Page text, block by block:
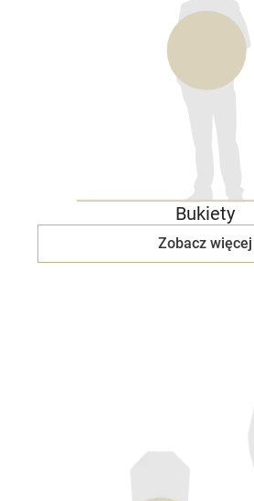
Bukiety
Zobacz więcej